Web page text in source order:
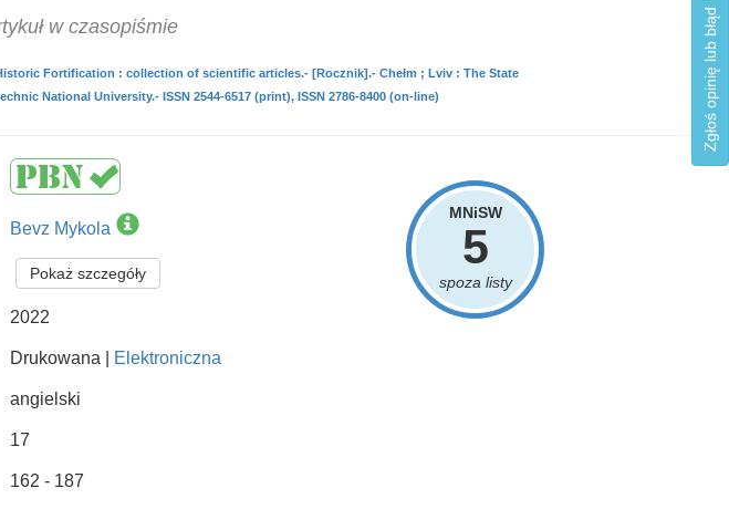
Zgłoś opinię lub błąd
w czasopiśmie
Fortification : collection of scientific articles.- [Rocznik].- Chełm ; Lviv : The State
National University.- ISSN 2544-6517 (print), ISSN 2786-8400 (on-line)
MNiSW
5
spoza listy
Bevz Mykola
Pokaż szczegóły
2022
Drukowana | Elektroniczna
angielski
17
162 - 187